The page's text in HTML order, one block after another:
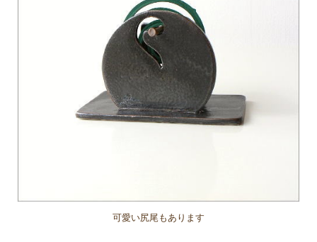
可愛い尻尾もあります